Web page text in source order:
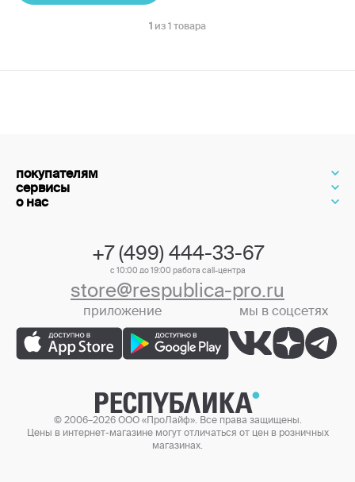
1 из 1 товара
покупателям
сервисы
о нас
+7 (499) 444-33-67
с 10:00 до 19:00 работа call-центра
store@respublica-pro.ru
приложение мы в соцсетях
© 2006–2026 ООО «ПроЛайф». Все права защищены.
Цены в интернет-магазине могут отличаться от цен в розничных
магазинах.